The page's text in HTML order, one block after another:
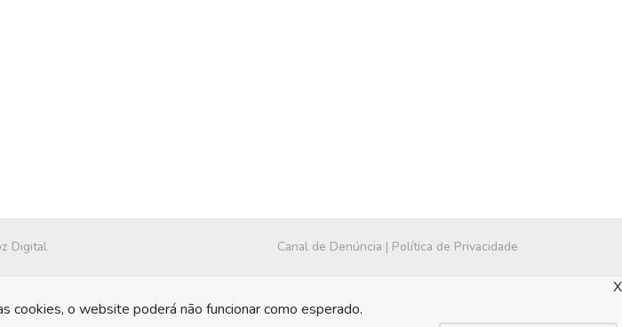
Digital Canal de Denúncia | Política de Privacidade
X
cookies, o website poderá não funcionar como esperado.